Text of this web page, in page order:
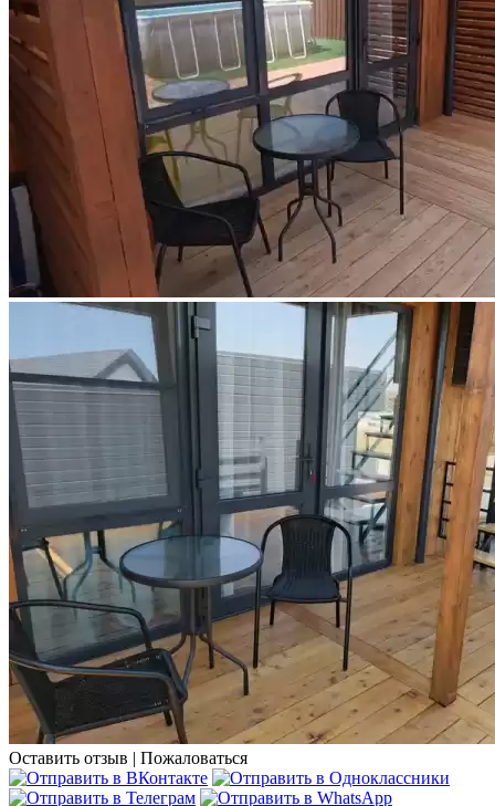
Оставить отзыв | Пожаловаться